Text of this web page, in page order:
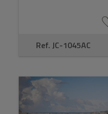
Ref. JC-1045AC